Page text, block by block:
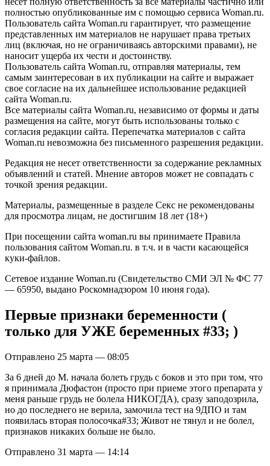
полностью опубликованные им с помощью сервиса Woman.ru.
Пользователь сайта Woman.ru гарантирует, что размещение
представленных им материалов не нарушает права третьих
лиц (включая, но не ограничиваясь авторскими правами), не
наносит ущерба их чести и достоинству.
Пользователь сайта Woman.ru, отправляя материалы, тем
самым заинтересован в их публикации на сайте и выражает
свое согласие на их дальнейшее использование редакцией
сайта Woman.ru.
Все материалы сайта Woman.ru, независимо от формы и даты
размещения на сайте, могут быть использованы только с
согласия редакции сайта. Перепечатка материалов с сайта
Woman.ru невозможна без письменного разрешения редакции.
Редакция не несет ответственности за содержание рекламных
объявлений и статей. Мнение авторов может не совпадать с
точкой зрения редакции.
Материалы, размещенные в разделе Секс не рекомендованы
для просмотра лицам, не достигшим 18 лет (18+)
При посещении сайта woman.ru вы принимаете Правила
пользования сайтом Woman.ru. в т.ч. и в части касающейся
куки-файлов.
Сетевое издание Woman.ru (Свидетельство СМИ ЭЛ № ФС 77
— 65950, выдано Роскомнадзором 10 июня года).
Первые признаки беременности (
только для УЖЕ беременных #33; )
Отправлено 25 марта — 08:05
За 6 дней до М. начала болеть грудь с боков и это при том, что
я принимала Дюфастон (просто при приеме этого препарата у
меня раньше грудь не болела НИКОГДА), сразу заподозрила,
но до последнего не верила, замочила тест на 9ДПО и там
появилась вторая полосочка#33; Живот не тянул и не болел,
признаков никаких больше не было.
Отправлено 31 марта — 14:14